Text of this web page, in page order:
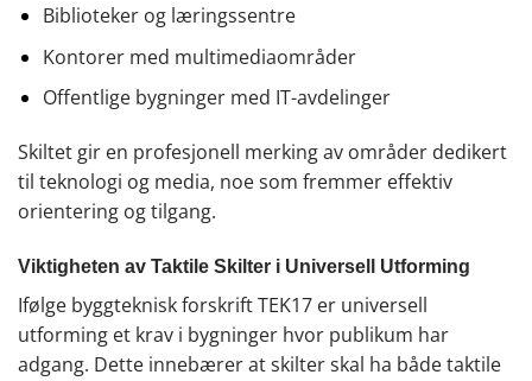
Biblioteker og læringssentre
Kontorer med multimediaområder
Offentlige bygninger med IT-avdelinger
Skiltet gir en profesjonell merking av områder dedikert
til teknologi og media, noe som fremmer effektiv
orientering og tilgang.
Viktigheten av Taktile Skilter i Universell Utforming
Ifølge byggteknisk forskrift TEK17 er universell
utforming et krav i bygninger hvor publikum har
adgang. Dette innebærer at skilter skal ha både taktile